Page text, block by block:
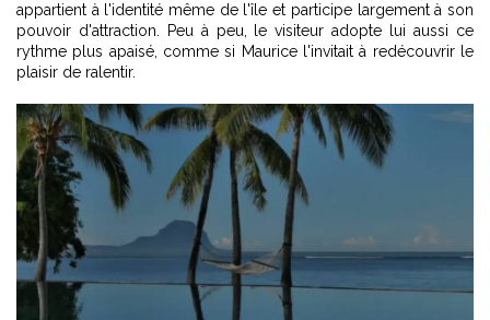
appartient à l'identité même de l'île et participe largement à son
pouvoir d'attraction. Peu à peu, le visiteur adopte lui aussi ce
rythme plus apaisé, comme si Maurice l'invitait à redécouvrir le
plaisir de ralentir.